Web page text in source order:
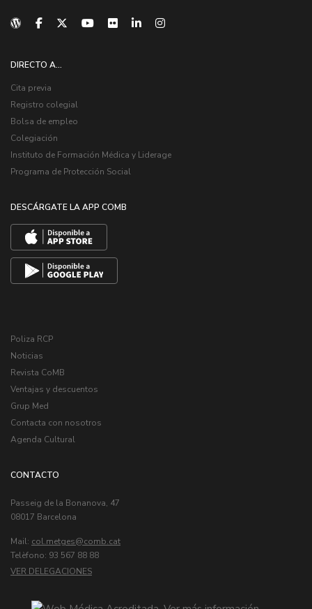
DIRECTO A...
Cita previa
Registro colegial
Bolsa de empleo
Colegiación
Instituto de Formación Médica y Liderage
Programa de Protección Social
DESCÁRGATE LA APP COMB
Poliza RCP
Noticias
Revista CoMB
Ventajas y descuentos
Grup Med
Contacta con nosotros
Agenda Cultural
CONTACTO
Passeig de la Bonanova, 47
08017 Barcelona
Mail: col.metges
Telèfono: 93 567 88 88
VER DELEGACIONES